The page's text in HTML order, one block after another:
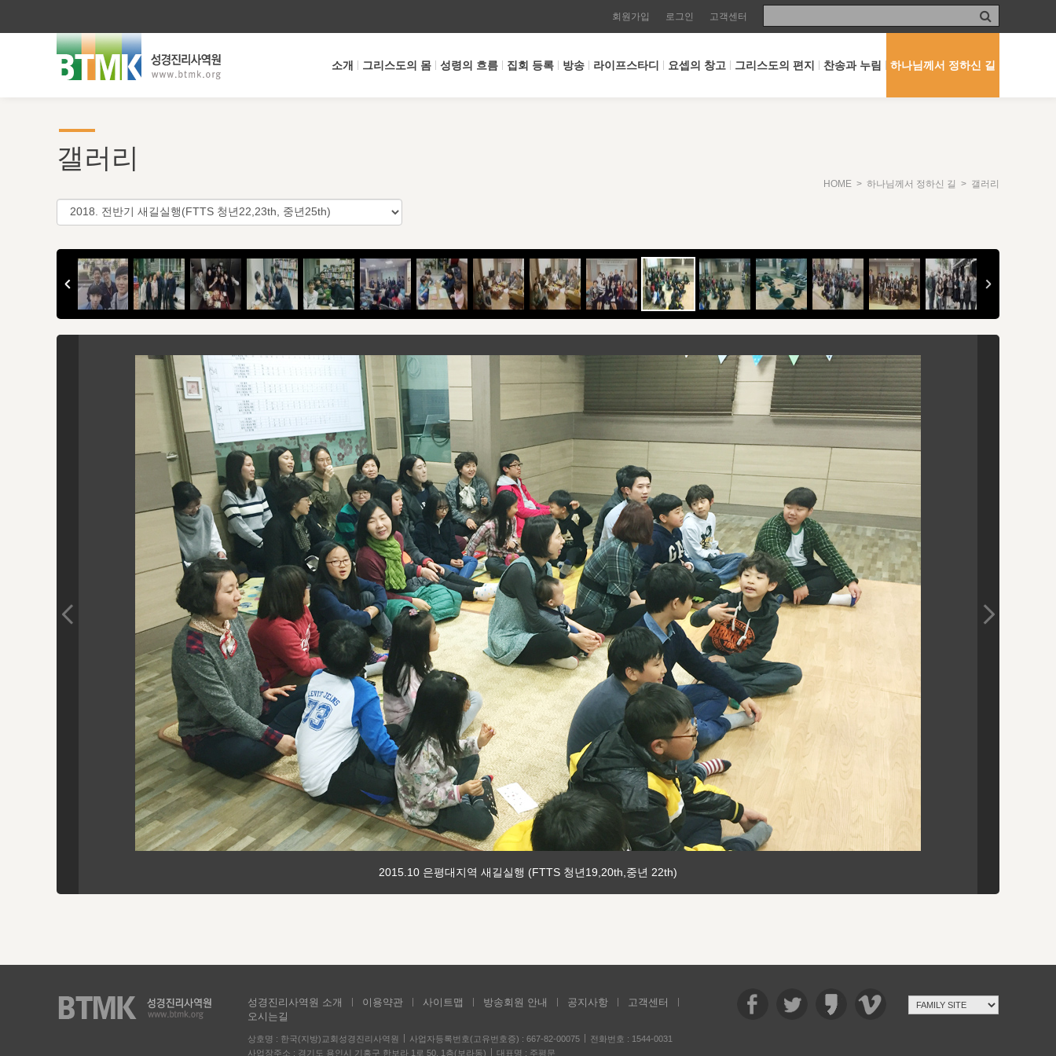
회원가입 로그인 고객센터
소개 그리스도의 몸 성령의 흐름 집회 등록 방송 라이프스타디 요셉의 창고 그리스도의 편지 찬송과 누림 하나님께서 정하신 길
갤러리
HOME > 하나님께서 정하신 길 > 갤러리
2015.10 은평대지역 새길실행 (FTTS 청년19,20th,중년 22th)
성경진리사역원 소개 이용약관 사이트맵 방송회원 안내 공지사항
고객센터
오시는길
상호명 : 한국(지방)교회성경진리사역원 사업자등록번호(고유번호증) : 667-82-00075
전화번호 : 1544-0031
사업장주소 : 경기도 용인시 기흥구 한보라 1로 50, 1층(보라동)
대표명 : 주평문